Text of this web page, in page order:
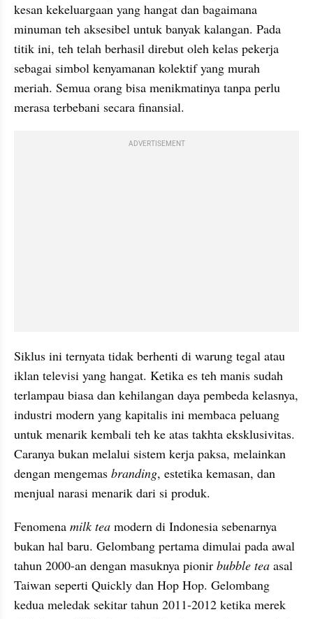
kesan kekeluargaan yang hangat dan bagaimana
minuman teh aksesibel untuk banyak kalangan. Pada
titik ini, teh telah berhasil direbut oleh kelas pekerja
sebagai simbol kenyamanan kolektif yang murah
meriah. Semua orang bisa menikmatinya tanpa perlu
merasa terbebani secara finansial.
ADVERTISEMENT
Siklus ini ternyata tidak berhenti di warung tegal atau
iklan televisi yang hangat. Ketika es teh manis sudah
terlampau biasa dan kehilangan daya pembeda kelasnya,
industri modern yang kapitalis ini membaca peluang
untuk menarik kembali teh ke atas takhta eksklusivitas.
Caranya bukan melalui sistem kerja paksa, melainkan
dengan mengemas branding, estetika kemasan, dan
menjual narasi menarik dari si produk.
Fenomena milk tea modern di Indonesia sebenarnya
bukan hal baru. Gelombang pertama dimulai pada awal
tahun 2000-an dengan masuknya pionir bubble tea asal
Taiwan seperti Quickly dan Hop Hop. Gelombang
kedua meledak sekitar tahun 2011-2012 ketika merek